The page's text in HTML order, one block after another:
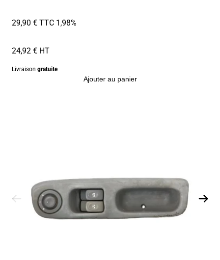
29,90 € TTC 1,98%
24,92 € HT
Livraison gratuite
Ajouter au panier